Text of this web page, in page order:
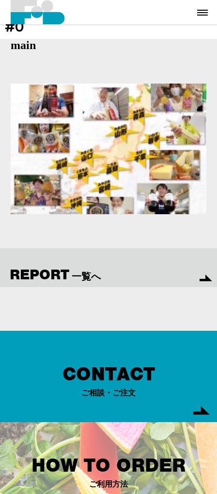
#0
main
REPORT 一覧へ
CONTACT
ご相談・ご注文
HOW TO ORDER
ご利用方法